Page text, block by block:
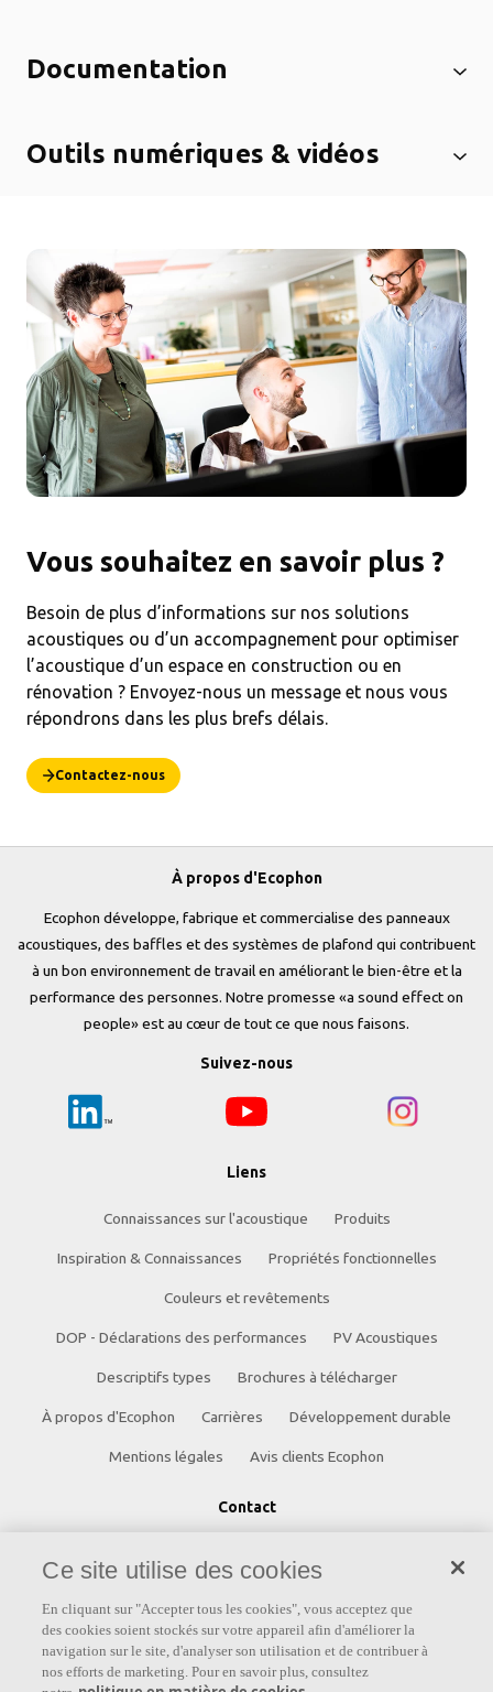
Documentation
Outils numériques & vidéos
Vous souhaitez en savoir plus ?
Besoin de plus d’informations sur nos solutions
acoustiques ou d’un accompagnement pour optimiser
l’acoustique d’un espace en construction ou en
rénovation ? Envoyez-nous un message et nous vous
répondrons dans les plus brefs délais.
Contactez-nous
À propos d'Ecophon
Ecophon développe, fabrique et commercialise des panneaux
acoustiques, des baffles et des systèmes de plafond qui contribuent
à un bon environnement de travail en améliorant le bien-être et la
performance des personnes. Notre promesse «a sound effect on
people» est au cœur de tout ce que nous faisons.
Suivez-nous
Liens
Connaissances sur l'acoustique Produits
Inspiration & Connaissances Propriétés fonctionnelles
Couleurs et revêtements
DOP - Déclarations des performances PV Acoustiques
Descriptifs types Brochures à télécharger
À propos d'Ecophon Carrières Développement durable
Mentions légales Avis clients Ecophon
Contact
60290 RANTIGNY
Téléphone : (+33) 1 56 37 02 40
Ce site utilise des cookies
En cliquant sur "Accepter tous les cookies", vous acceptez que
des cookies soient stockés sur votre appareil afin d'améliorer la
navigation sur le site, d'analyser son utilisation et de contribuer à
nos efforts de marketing. Pour en savoir plus, consultez